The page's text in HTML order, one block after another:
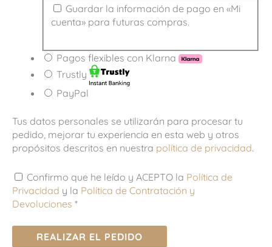
Guardar la información de pago en «Mi
cuenta» para futuras compras.
Pagos flexibles con Klarna
Trustly
PayPal
Tus datos personales se utilizarán para procesar tu
pedido, mejorar tu experiencia en esta web y otros
propósitos descritos en nuestra política de privacidad.
Confirmo que he leído y ACEPTO la Política de
Privacidad y la Política de Contratación y
Devoluciones *
REALIZAR EL PEDIDO